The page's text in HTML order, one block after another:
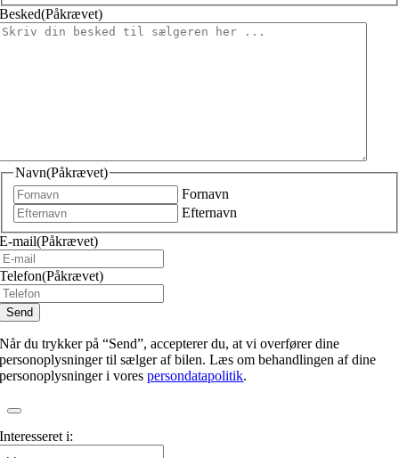
Besked(Påkrævet)
Navn(Påkrævet)
Fornavn
Efternavn
E-mail(Påkrævet)
Telefon(Påkrævet)
Når du trykker på “Send”, accepterer du, at vi overfører dine
personoplysninger til sælger af bilen. Læs om behandlingen af dine
personoplysninger i vorespersondatapolitik.
Interesseret i: